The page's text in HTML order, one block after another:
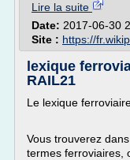
Lire la suite
Date: 2017-06-30
Site : https://
lexique
RAIL21
Le lexique
Vous trouverez
termes ferroviaires,